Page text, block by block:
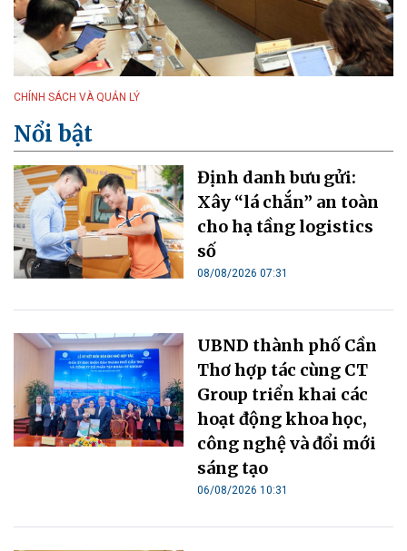
CHÍNH SÁCH VÀ QUẢN LÝ
Nổi bật
Định danh bưu gửi:
Xây “lá chắn” an toàn
cho hạ tầng logistics
số
08/08/2026 07:31
UBND thành phố Cần
Thơ hợp tác cùng CT
Group triển khai các
hoạt động khoa học,
công nghệ và đổi mới
sáng tạo
06/08/2026 10:31